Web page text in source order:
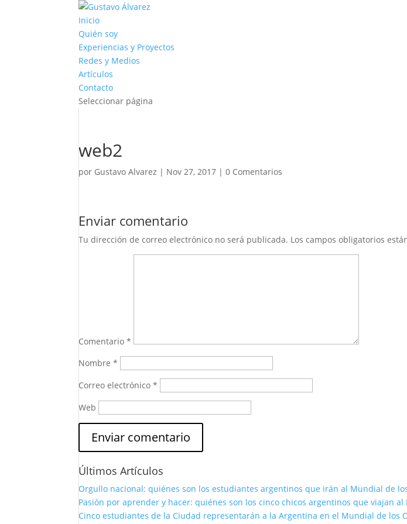
Inicio
Quién soy
Experiencias y Proyectos
Redes y Medios
Artículos
Contacto
Seleccionar página
web2
por Gustavo Alvarez | Nov 27, 2017 |0 Comentarios
Enviar comentario
Tu dirección de correo electrónico no será publicada. Los campos obligatorios
Comentario*
Nombre*
Correo electrónico*
Web
Últimos Artículos
Orgullo nacional: quiénes son los estudiantes argentinos que irán al Mundial de
Pasión por aprender y hacer: quiénes son los cinco chicos argentinos que viajan
Cinco estudiantes de la Ciudad representarán a la Argentina en el Mundial de los